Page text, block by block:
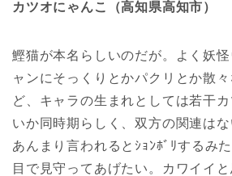
カツオにゃんこ（高知県高知市）
鰹猫が本名らしいのだが。よく妖
ャンにそっくりとかパクリとか散
ど、キャラの生まれとしては若干
いか同時期らしく、双方の関連はな
あんまり言われるとｼｮﾝﾎﾞﾘするみ
目で見守ってあげたい。カワイイと